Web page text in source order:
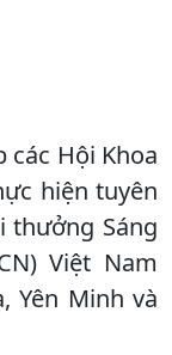
các Hội Khoa
hiện tuyên
thưởng Sáng
Việt Nam
Yên Minh và